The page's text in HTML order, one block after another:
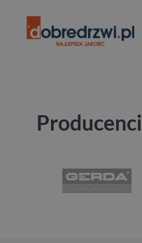
Producenci